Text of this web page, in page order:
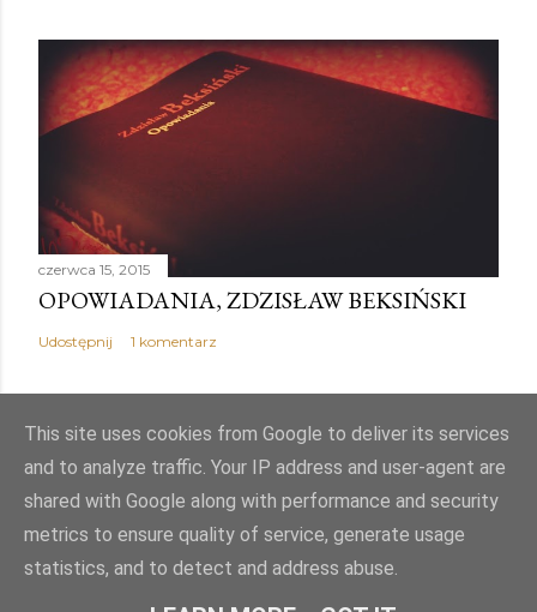
czerwca 15, 2015
OPOWIADANIA, ZDZISŁAW BEKSIŃSKI
Udostępnij 1 komentarz
Obsługiwane przez usługę Blogger
Autor obrazów motywu:Mae Burke
© PJK
This site uses cookies from Google to deliver its services
and to analyze traffic. Your IP address and user-agent are
shared with Google along with performance and security
metrics to ensure quality of service, generate usage
statistics, and to detect and address abuse.